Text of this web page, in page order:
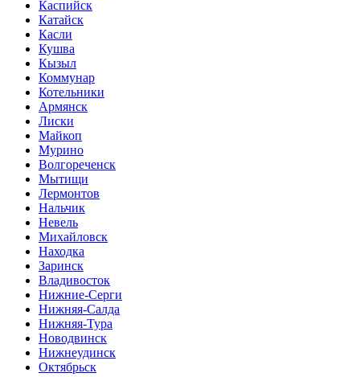
Каспийск
Катайск
Касли
Кушва
Кызыл
Коммунар
Котельники
Армянск
Лиски
Майкоп
Мурино
Волгореченск
Мытищи
Лермонтов
Нальчик
Невель
Михайловск
Находка
Заринск
Владивосток
Нижние-Серги
Нижняя-Салда
Нижняя-Тура
Новодвинск
Нижнеудинск
Октябрьск